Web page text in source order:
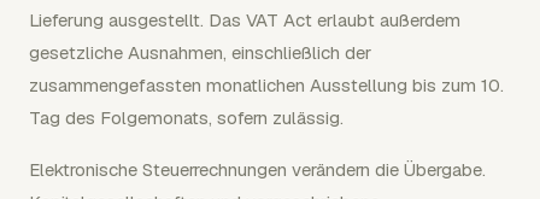
Lieferung ausgestellt. Das VAT Act erlaubt außerdem
gesetzliche Ausnahmen, einschließlich der
zusammengefassten monatlichen Ausstellung bis zum 10.
Tag des Folgemonats, sofern zulässig.
Elektronische Steuerrechnungen verändern die Übergabe.